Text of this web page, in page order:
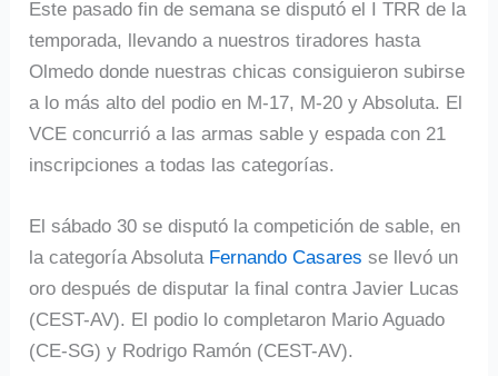
Este pasado fin de semana se disputó el I TRR de la
temporada, llevando a nuestros tiradores hasta
Olmedo donde nuestras chicas consiguieron subirse
a lo más alto del podio en M-17, M-20 y Absoluta. El
VCE concurrió a las armas sable y espada con 21
inscripciones a todas las categorías.
El sábado 30 se disputó la competición de sable, en
la categoría Absoluta Fernando Casares se llevó un
oro después de disputar la final contra Javier Lucas
(CEST-AV). El podio lo completaron Mario Aguado
(CE-SG) y Rodrigo Ramón (CEST-AV).